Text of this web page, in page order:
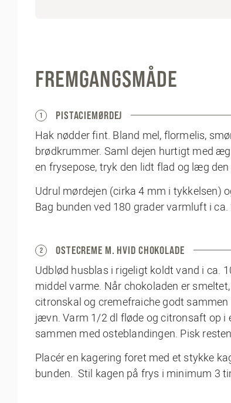
FREMGANGSMÅDE
1 PISTACIEMØRDEJ
Hak nødder fint. Bland mel, flormelis,
brødkrummer. Saml dejen hurtigt med
en frysepose, tryk den lidt flad og læg
Udrul mørdejen (cirka 4 mm i tykkelsen)
Bag bunden ved 180 grader varmluft i
2 OSTECREME M. HVID CHOKOLADE
Udblød husblas i rigeligt koldt vand i ca.
middel varme. Når chokoladen er
citronskal og cremefraiche godt
jævn. Varm 1/2 dl fløde og citronsaft op i
sammen med osteblandingen. Pisk
Placér en kagering foret med et stykke
bunden. Stil kagen på frys i minimum 3